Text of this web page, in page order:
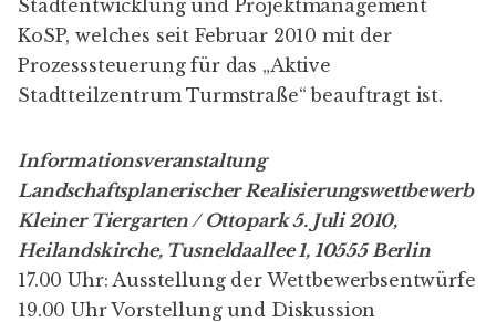
Stadtentwicklung und Projektmanagement
KoSP, welches seit Februar 2010 mit der
Prozesssteuerung für das „Aktive
Stadtteilzentrum Turmstraße“ beauftragt ist.
Informationsveranstaltung
Landschaftsplanerischer Realisierungswettbewerb
Kleiner Tiergarten / Ottopark 5. Juli 2010,
Heilandskirche, Tusneldaallee 1, 10555 Berlin
17.00 Uhr: Ausstellung der Wettbewerbsentwürfe
19.00 Uhr Vorstellung und Diskussion